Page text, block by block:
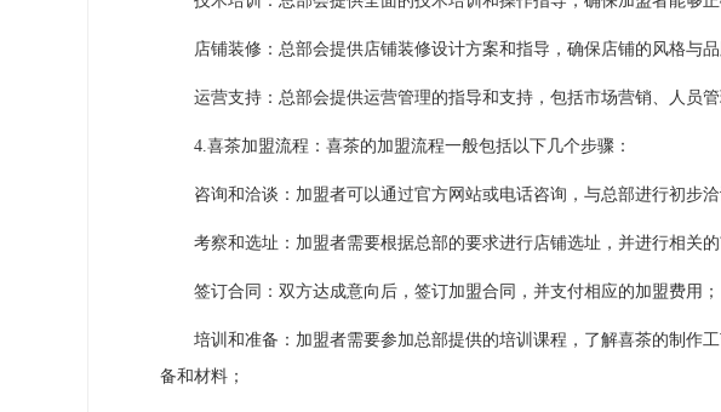
店铺装修：总部会提供店铺装修设计方案和指导，确保店铺的风格与品
运营支持：总部会提供运营管理的指导和支持，包括市场营销、人员管
4.喜茶加盟流程：喜茶的加盟流程一般包括以下几个步骤：
咨询和洽谈：加盟者可以通过官方网站或电话咨询，与总部进行初步洽
考察和选址：加盟者需要根据总部的要求进行店铺选址，并进行相关的
签订合同：双方达成意向后，签订加盟合同，并支付相应的加盟费用；
培训和准备：加盟者需要参加总部提供的培训课程，了解喜茶的制作工
备和材料；